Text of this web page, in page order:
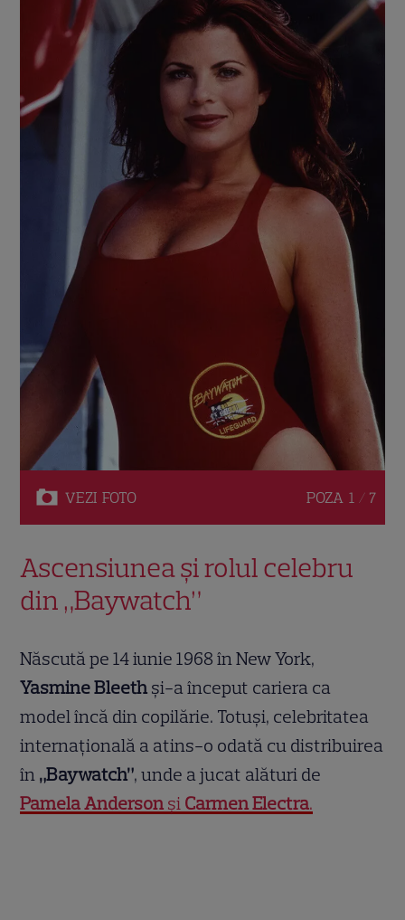
VEZI FOTO POZA 1 / 7
Ascensiunea și rolul celebru
din „Baywatch”
Născută pe 14 iunie 1968 în New York,
Yasmine Bleeth și-a început cariera ca
model încă din copilărie. Totuși, celebritatea
internațională a atins-o odată cu distribuirea
în „Baywatch”, unde a jucat alături de
Pamela Anderson și Carmen Electra.